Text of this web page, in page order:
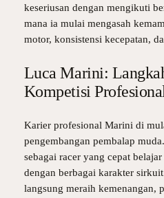
keseriusan dengan mengikuti
mana ia mulai mengasah
motor, konsistensi kecepatan,
Luca Marini:
Kompetisi
Karier profesional Marini di
pengembangan pembalap
sebagai racer yang cepat
dengan berbagai karakter
langsung meraih kemenangan,